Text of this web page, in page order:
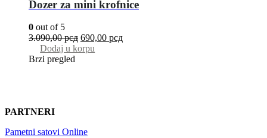
Dozer za mini krofnice
0 out of 5
3.090,00рсд 690,00 рсд
Dodaj u korpu
Brzi pregled
PARTNERI
Pametni satovi Online